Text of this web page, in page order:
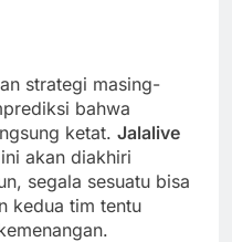
strategi masing-
bahwa
ketat. Jalalive
akan diakhiri
segala sesuatu bisa
kedua tim tentu